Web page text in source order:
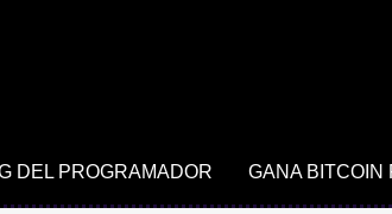
DEL PROGRAMADOR GANA BITCOIN